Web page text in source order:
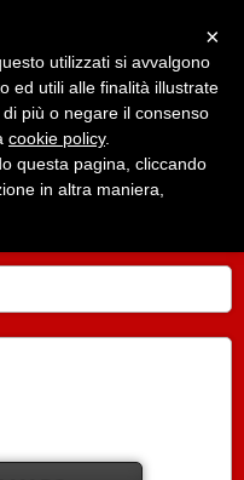
×
utilizzati si avvalgono
ed utili alle finalità illustrate
più o negare il consenso
cookie policy.
questa pagina, cliccando
in altra maniera,